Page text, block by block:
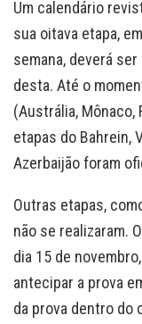
Um calendário
sua oitava etapa,
semana, deverá
desta. Até o
(Austrália, Mônaco,
etapas do Bahrein,
Azerbaijão foram
Outras etapas,
não se realizaram.
dia 15 de
antecipar a prova
da prova dentro do